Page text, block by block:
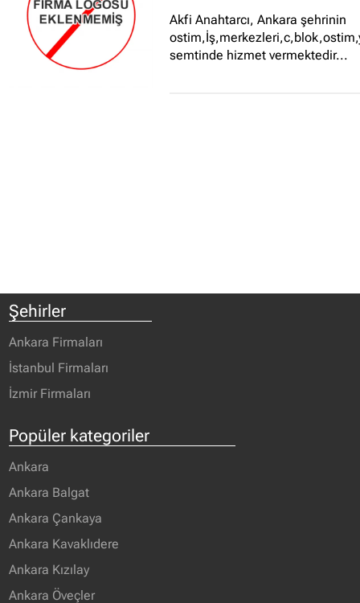
Akfi Anahtarcı, Ankara şehrinin
semtinde hizmet vermektedir...
Şehirler
Ankara Firmaları
İstanbul Firmaları
İzmir Firmaları
Popüler kategoriler
Ankara
Ankara Balgat
Ankara Çankaya
Ankara Kavaklıdere
Ankara Kızılay
Ankara Öveçler